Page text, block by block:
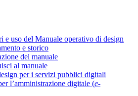
e uso del Manuale operativo di design
e storico
del manuale
al manuale
per i servizi pubblici digitali
l’amministrazione digitale (e-